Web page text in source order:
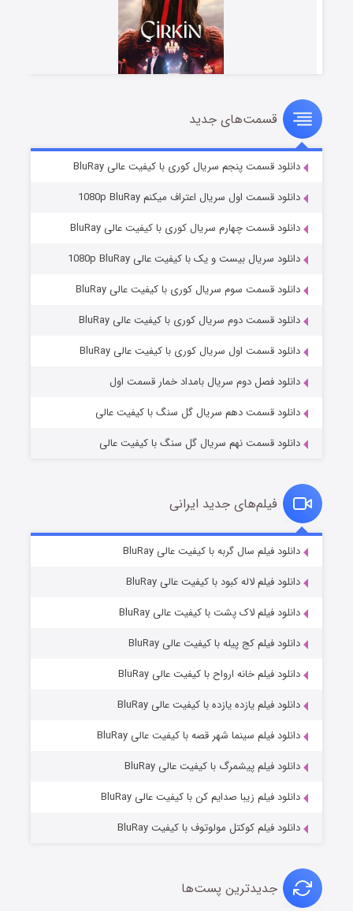
سریال زشت
قسمت۲ (زیرنویس) منتشر شد
مردگان متحرک: شهر مرده ۳
قسمت۲ (زیرنویس) منتشر شد
قسمت۷ (زیرنویس) منتشر شد
قسمت‌های جدید
دانلود قسمت پنجم سریال کوری با کیفیت عالی BluRay
دانلود قسمت اول سریال اعتراف میکنم 1080p BluRay
دانلود قسمت چهارم سریال کوری با کیفیت عالی BluRay
دانلود سریال بیست و یک با کیفیت عالی 1080p BluRay
دانلود قسمت سوم سریال کوری با کیفیت عالی BluRay
دانلود قسمت دوم سریال کوری با کیفیت عالی BluRay
دانلود قسمت اول سریال کوری با کیفیت عالی BluRay
دانلود فصل دوم سریال بامداد خمار قسمت اول
دانلود قسمت دهم سریال گل سنگ با کیفیت عالی
دانلود قسمت نهم سریال گل سنگ با کیفیت عالی
فیلم‌های جدید ایرانی
دانلود فیلم سال گربه با کیفیت عالی BluRay
دانلود فیلم لاله کبود با کیفیت عالی BluRay
دانلود فیلم لاک پشت با کیفیت عالی BluRay
دانلود فیلم کج‌ پیله با کیفیت عالی BluRay
دانلود فیلم خانه ارواح با کیفیت عالی BluRay
دانلود فیلم یازده یازده با کیفیت عالی BluRay
دانلود فیلم سینما شهر قصه با کیفیت عالی BluRay
دانلود فیلم پیشمرگ با کیفیت عالی BluRay
دانلود فیلم زیبا صدایم کن با کیفیت عالی BluRay
دانلود فیلم کوکتل مولوتوف با کیفیت BluRay
جدیدترین پست‌ها